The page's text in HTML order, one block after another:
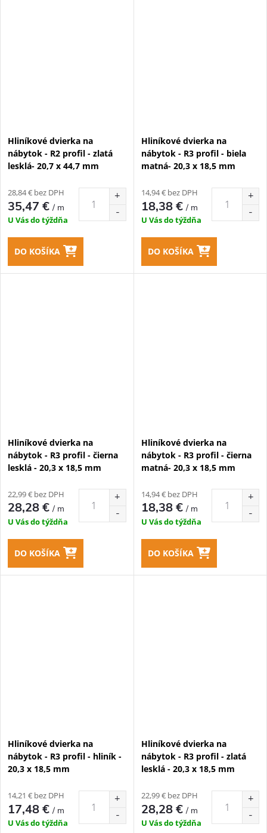
Hliníkové dvierka na
nábytok - R2 profil - zlatá
lesklá- 20,7 x 44,7 mm
28,84 € bez DPH
35,47 €/ m
U Vás do týždňa
DO KOŠÍKA
Hliníkové dvierka na
nábytok - R3 profil - biela
matná- 20,3 x 18,5 mm
14,94 € bez DPH
18,38 €/ m
U Vás do týždňa
DO KOŠÍKA
Hliníkové dvierka na
nábytok - R3 profil - čierna
lesklá - 20,3 x 18,5 mm
22,99 € bez DPH
28,28 €/ m
U Vás do týždňa
DO KOŠÍKA
Hliníkové dvierka na
nábytok - R3 profil - čierna
matná- 20,3 x 18,5 mm
14,94 € bez DPH
18,38 €/ m
U Vás do týždňa
DO KOŠÍKA
Hliníkové dvierka na
nábytok - R3 profil - hliník -
20,3 x 18,5 mm
14,21 € bez DPH
17,48 €/ m
U Vás do týždňa
Hliníkové dvierka na
nábytok - R3 profil - zlatá
lesklá - 20,3 x 18,5 mm
22,99 € bez DPH
28,28 €/ m
U Vás do týždňa